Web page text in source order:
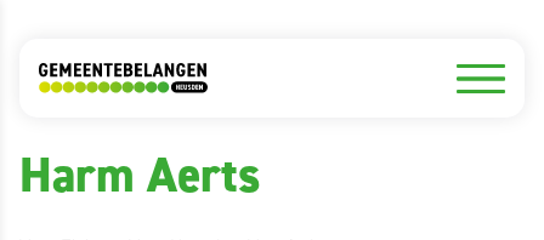
Onze mensen
Harm Aerts